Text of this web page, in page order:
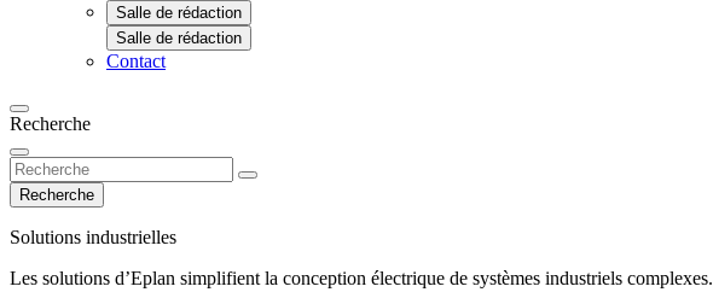
Salle de rédaction
Salle de rédaction
Contact
Recherche
Recherche
Solutions industrielles
Les solutions d’Eplan simplifient la conception électrique de systèmes industriels complexes.